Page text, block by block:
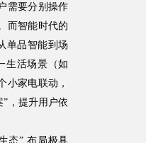
需要分别操作
而智能时代的
单品智能到场
活场景（如
小家电联动，
，提升用户依
态” 布局极具